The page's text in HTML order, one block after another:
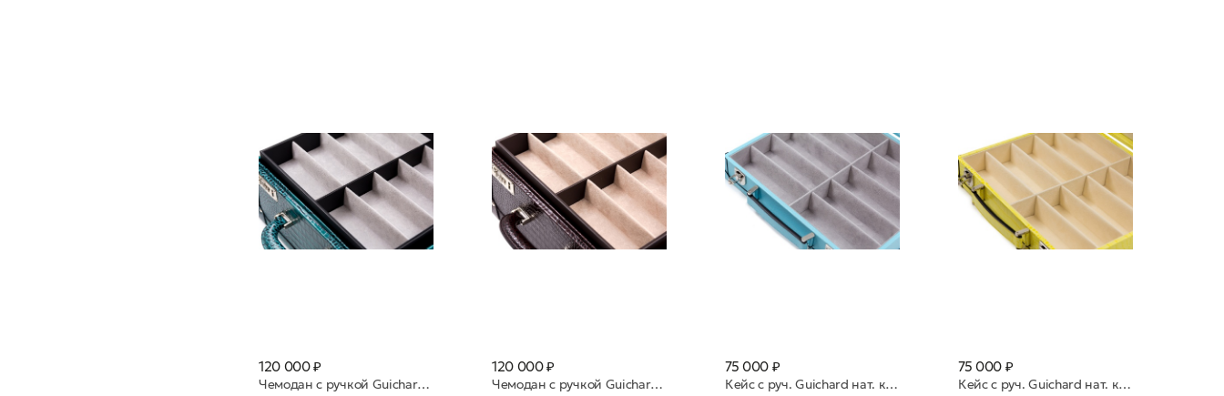
120 000 ₽
Чемодан с ручкой Guichard нат кожа 30 яч Foresta бирюза
120 000 ₽
Чемодан с ручкой Guichard нат. кожа 30 яч Ruggine коричн/красный
75 000 ₽
Кейс с руч. Guiсhard нат. к.10 яч. Azzurro 0029 св. голубой
75 000 ₽
Кейс с руч. Guiсhard нат. к.10 яч. Lime желтый